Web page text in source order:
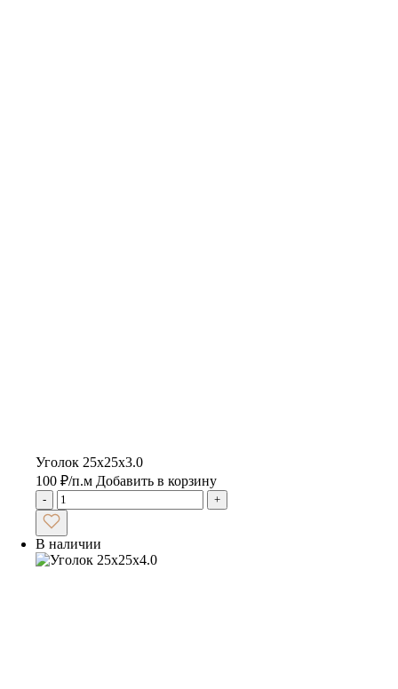
Уголок 25х25х3.0
100 ₽/п.м Добавить в корзину
- +
В наличии